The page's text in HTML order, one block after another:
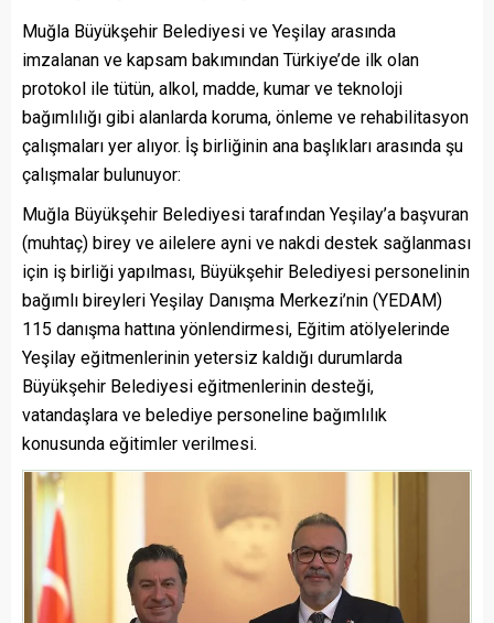
Muğla Büyükşehir Belediyesi ve Yeşilay arasında
imzalanan ve kapsam bakımından Türkiye’de ilk olan
protokol ile tütün, alkol, madde, kumar ve teknoloji
bağımlılığı gibi alanlarda koruma, önleme ve rehabilitasyon
çalışmaları yer alıyor. İş birliğinin ana başlıkları arasında şu
çalışmalar bulunuyor:
Muğla Büyükşehir Belediyesi tarafından Yeşilay’a başvuran
(muhtaç) birey ve ailelere ayni ve nakdi destek sağlanması
için iş birliği yapılması, Büyükşehir Belediyesi personelinin
bağımlı bireyleri Yeşilay Danışma Merkezi’nin (YEDAM)
115 danışma hattına yönlendirmesi, Eğitim atölyelerinde
Yeşilay eğitmenlerinin yetersiz kaldığı durumlarda
Büyükşehir Belediyesi eğitmenlerinin desteği,
vatandaşlara ve belediye personeline bağımlılık
konusunda eğitimler verilmesi.